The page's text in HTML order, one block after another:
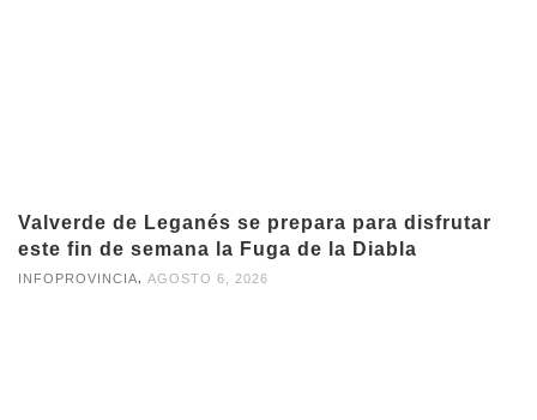
Valverde de Leganés se prepara para disfrutar
este fin de semana la Fuga de la Diabla
INFOPROVINCIA AGOSTO 6, 2026